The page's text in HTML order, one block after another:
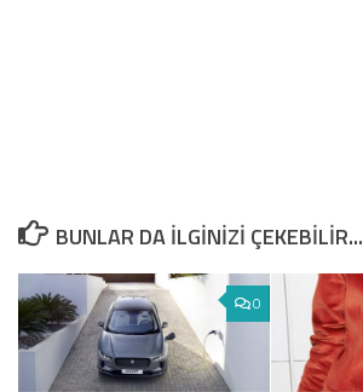
BUNLAR DA ILGINIZI ÇEKEBILIR...
0